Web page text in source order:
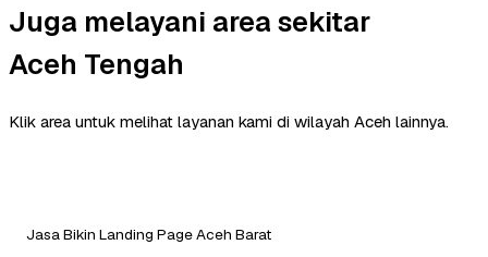
Juga melayani area sekitar
Aceh Tengah
Klik area untuk melihat layanan kami di wilayah Aceh lainnya.
Jasa Bikin Landing Page Aceh Barat